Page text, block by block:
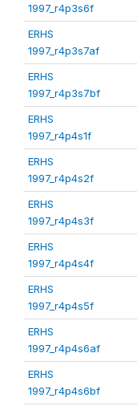
1997_r4p3s6f
ERHS
1997_r4p3s7af
ERHS
1997_r4p3s7bf
ERHS
1997_r4p4s1f
ERHS
1997_r4p4s2f
ERHS
1997_r4p4s3f
ERHS
1997_r4p4s4f
ERHS
1997_r4p4s5f
ERHS
1997_r4p4s6af
ERHS
1997_r4p4s6bf